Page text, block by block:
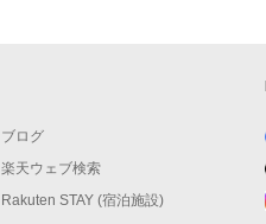
ブログ
楽天ウェブ検索
Rakuten STAY (宿泊施設)